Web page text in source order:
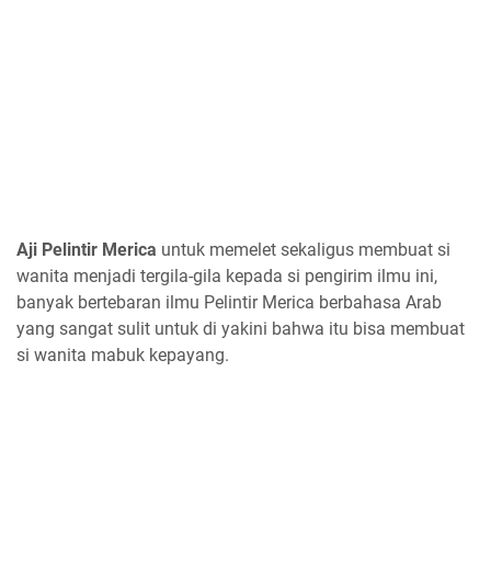
Aji Pelintir Merica untuk memelet sekaligus membuat si
wanita menjadi tergila-gila kepada si pengirim ilmu ini,
banyak bertebaran ilmu Pelintir Merica berbahasa Arab
yang sangat sulit untuk di yakini bahwa itu bisa membuat
si wanita mabuk kepayang.